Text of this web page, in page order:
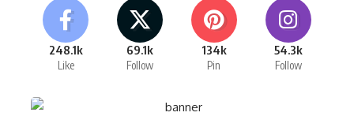
248.1k
Like
69.1k
Follow
134k
Pin
54.3k
Follow